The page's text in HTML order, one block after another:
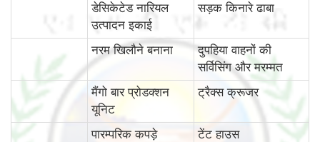
डेसिकेटेड नारियल
उत्पादन इकाई
सड़क किनारे ढाबा
नरम खिलौने बनाना
दुपहिया वाहनों की
सर्विसिंग और मरम्मत
मैंगो बार प्रोडक्शन
यूनिट
ट्रैक्स क्रूजर
पारम्‍परिक कपड़े
टेंट हाउस